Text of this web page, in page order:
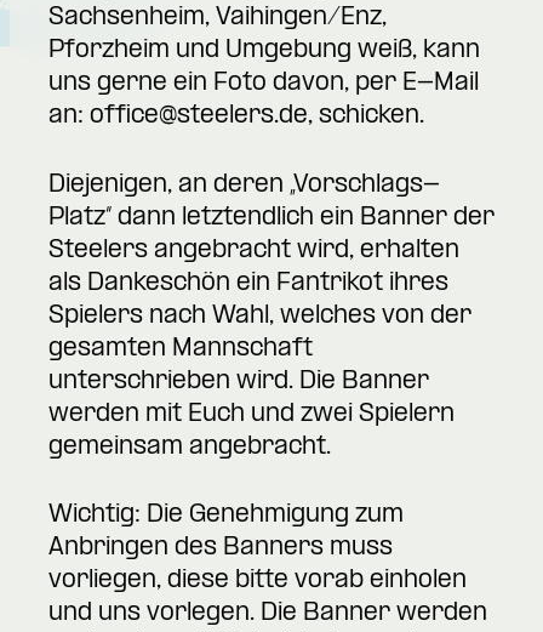
Sachsenheim, Vaihingen/Enz,
Pforzheim und Umgebung weiß, kann
uns gerne ein Foto davon, per E-Mail
an: office@steelers.de, schicken.
Diejenigen, an deren „Vorschlags-
Platz“ dann letztendlich ein Banner der
Steelers angebracht wird, erhalten
als Dankeschön ein Fantrikot ihres
Spielers nach Wahl, welches von der
gesamten Mannschaft
unterschrieben wird. Die Banner
werden mit Euch und zwei Spielern
gemeinsam angebracht.
Wichtig: Die Genehmigung zum
Anbringen des Banners muss
vorliegen, diese bitte vorab einholen
und uns vorlegen. Die Banner werden